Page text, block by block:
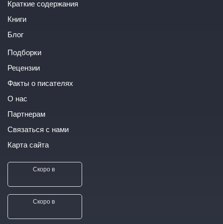
Краткие содержания
Книги
Блог
Подборки
Рецензии
Факты о писателях
О нас
Партнерам
Связаться с нами
Карта сайта
Скоро в
Скоро в